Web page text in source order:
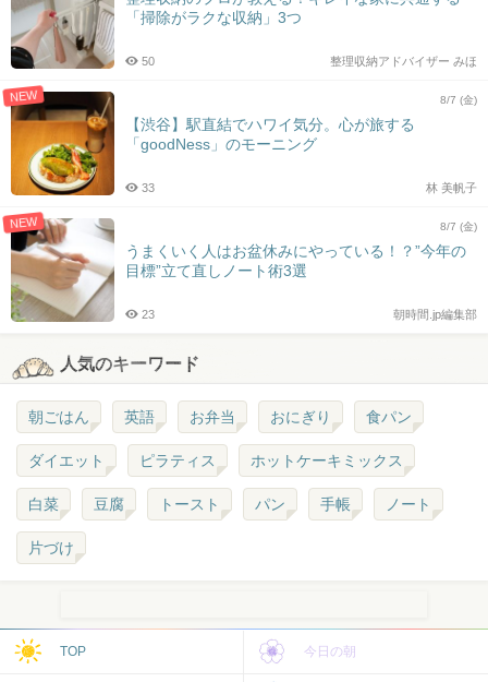
「掃除がラクな収納」3つ
整理収納アドバイザー みほ
50
NEW 8/7 (金)
【渋谷】駅直結でハワイ気分。心が旅する
「goodNess」のモーニング
林 美帆子
33
NEW 8/7 (金)
うまくいく人はお盆休みにやっている！？”今年の
目標”立て直しノート術3選
朝時間.jp編集部
23
人気のキーワード
朝ごはん 英語 お弁当 おにぎり 食パン
ダイエット ピラティス ホットケーキミックス
白菜 豆腐 トースト パン 手帳 ノート
片づけ
TOP 今日の朝